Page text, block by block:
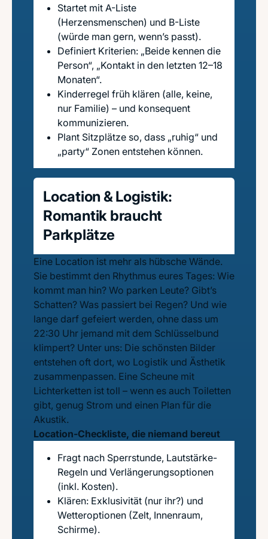
Startet mit A-Liste
(Herzensmenschen) und B-Liste
(würde man gern, wenn’s passt).
Definiert Kriterien: „Beide kennen die
Person“, „Kontakt in den letzten 12–18
Monaten“.
Kinderregel früh klären (alle, keine,
nur Familie) – und konsequent
kommunizieren.
Plant Sitzplätze so, dass „ruhig“ und
„party“ Zonen entstehen können.
Location & Logistik:
Romantik braucht
Parkplätze
Eine Location ist mehr als hübsche Wände.
Sie bestimmt den Rhythmus eures Tages: Wie
kommt man hin? Wo parken Leute? Gibt’s
Schatten? Was passiert bei Regen? Und wie
lange darf gefeiert werden, ohne dass um
22:30 Uhr jemand mit dem Schlüsselbund
klimpert? Unter uns: Die schönsten Bilder
entstehen oft dort, wo Logistik und Ästhetik
zusammenpassen. Eine Scheune mit
Lichterketten ist toll – wenn es auch Toiletten
gibt, genug Strom und einen Plan für die
Akustik.
Location-Checkliste, die niemand bereut
Fragt nach Sperrstunde, Lautstärke-
Regeln und Verlängerungsoptionen
(inkl. Kosten).
Klären: Exklusivität (nur ihr?) und
Wetteroptionen (Zelt, Innenraum,
Schirme).